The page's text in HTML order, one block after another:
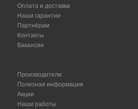
Оплата и доставка
Наши гарантии
Партнёрам
Контакты
Вакансии
Производители
Полезная информация
Акции
Наши работы